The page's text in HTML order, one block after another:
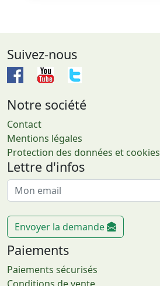
Suivez-nous
Notre société
Contact
Mentions légales
Protection des données et cookies
Lettre d'infos
Envoyer la demande
Paiements
Paiements sécurisés